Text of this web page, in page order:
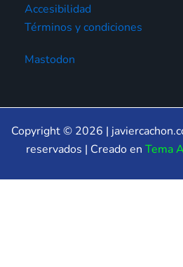
Accesibilidad
Términos y condiciones
Mastodon
Copyright © 2026 |
reservados | Creado en Tema